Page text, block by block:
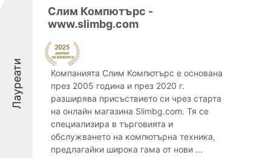
Лауреати
Слим Компютърс -
www.slimbg.com
Компанията Слим Компютърс е основана
през 2005 година и през 2020 г.
разширява присъствието си чрез старта
на онлайн магазина Slimbg.com. Тя се
специализира в търговията и
обслужването на компютърна техника,
предлагайки широка гама от нови ...